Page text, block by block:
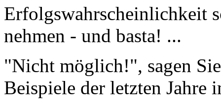
Erfolgswahrscheinlichkeit
nehmen - und basta! ...
"Nicht möglich!", sagen
Beispiele der letzten Jahre